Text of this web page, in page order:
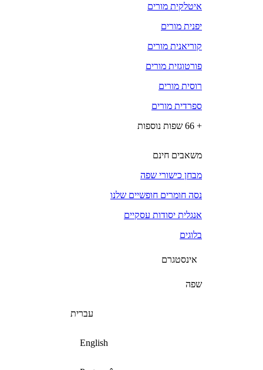
איטלקית מורים
יפנית מורים
קוריאנית מורים
פורטוגזית מורים
רוסית מורים
ספרדית מורים
+ 66 שפות נוספות
משאבים חינם
מבחן כישורי שפה
נסה חומרים חופשיים שלנו
אנגלית יסודות עסקיים
בלוגים
אינסטגרם
שפה
עברית
English